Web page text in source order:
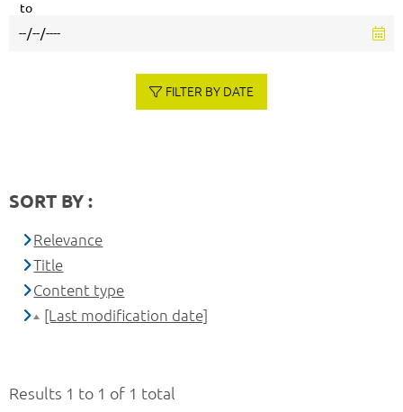
Results 1 to 1 of 1 total
to
FILTER BY DATE
SORT BY :
Relevance
Title
Content type
[Last modification date]